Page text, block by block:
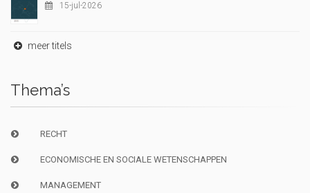
15-jul-2026
meer titels
Thema’s
RECHT
ECONOMISCHE EN SOCIALE WETENSCHAPPEN
MANAGEMENT